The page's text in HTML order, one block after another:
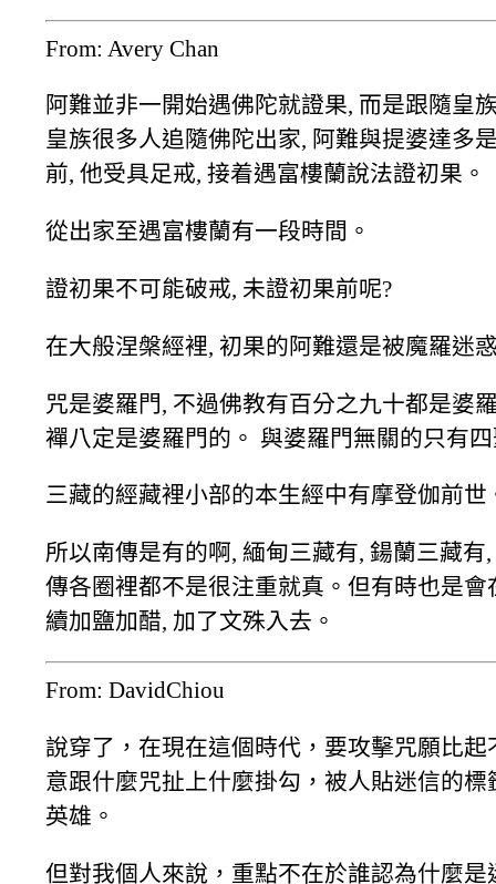
From: Avery Chan
阿難並非一開始遇佛陀就證果, 而是跟隨皇
皇族很多人追隨佛陀出家, 阿難與提婆達多
前, 他受具足戒, 接着遇富樓蘭說法證初果。
從出家至遇富樓蘭有一段時間。
證初果不可能破戒, 未證初果前呢?
在大般涅槃經裡, 初果的阿難還是被魔羅迷
咒是婆羅門, 不過佛教有百分之九十都是婆
襌八定是婆羅門的。 與婆羅門無關的只有
三藏的經藏裡小部的本生經中有摩登伽前
所以南傳是有的啊, 緬甸三藏有, 鍚蘭三藏
傳各圈裡都不是很注重就真。但有時也是
續加鹽加醋, 加了文殊入去。
From: DavidChiou
說穿了，在現在這個時代，要攻擊咒願比
意跟什麼咒扯上什麼掛勾，被人貼迷信的
英雄。
但對我個人來說，重點不在於誰認為什麼